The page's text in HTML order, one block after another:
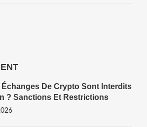
Échanges De Crypto Sont Interdits
? Sanctions Et Restrictions